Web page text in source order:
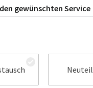
gewünschten Service
Neuteil